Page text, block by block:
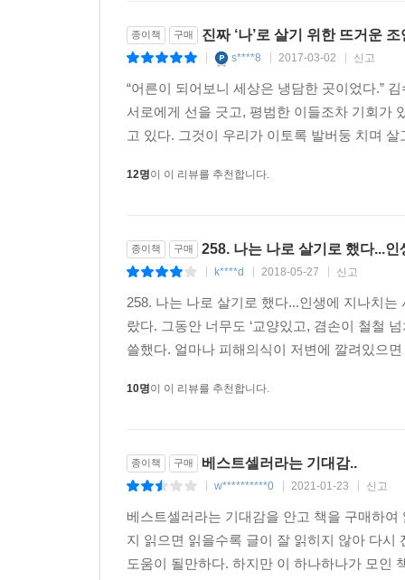
떨어지는 취업률과 치솟는 물가는 아직 사회에
모두 고민하고 모두 답답해하는 현실, 그게 지금
원하던 모습일까?
사회가 아닌 개인에 집중한 내면의 이야기들에
평범하지만 아름다운 우리 보통의 존재들을 위하
당신이 조금은 자유로워졌기를 바란다
우리에게 건투를 빈다
해줄 수 있을까. 다 이렇게 살고 있으니 유난
밥벌이 때문에 참는 ‘을’이 된 것에 자책하지
부끄러워하지 말자. 누구나 어린 시절엔 지구
정의로운 사람으로 살아갈 줄 알았다. 그러나
모습의 어른은 아니지만, 우리는 우리 자신을 똑
통해 모든 인생에 건투를 빈다!
종이책 구매 진짜 ‘나’로 살기 위한 뜨거운
s****8 2017-03-02 신고
“어른이 되어보니 세상은 냉담한 곳이었다.”
서로에게 선을 긋고, 평범한 이들조차 기회가
고 있다. 그것이 우리가 이토록 발버둥 치며
12명이 이 리뷰를 추천합니다.
종이책 구매 258. 나는 나로 살기로 했다...
k****d 2018-05-27 신고
258. 나는 나로 살기로 했다...인생에 지나치는
랐다. 그동안 너무도 ‘교양있고, 겸손이 철철
쓸했다. 얼마나 피해의식이 저변에 깔려있으
10명이 이 리뷰를 추천합니다.
종이책 구매 베스트셀러라는 기대감..
w**********0 2021-01-23 신고
베스트셀러라는 기대감을 안고 책을 구매하
지 읽으면 읽을수록 글이 잘 읽히지 않아 다
도움이 될만하다. 하지만 이 하나하나가 모인